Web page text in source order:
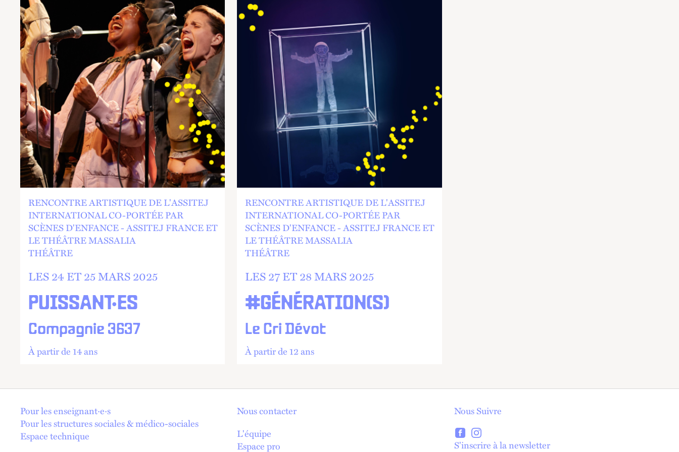
PUISSANT·ES
Compagnie 3637
RENCONTRE ARTISTIQUE DE L'ASSITEJ
INTERNATIONAL CO-PORTÉE PAR
SCÈNES D'ENFANCE - ASSITEJ FRANCE ET
LE THÉÂTRE MASSALIA
THÉÂTRE
LES 24 ET25 MARS 2025
À partir de 14 ans
#GÉNÉRATION(S)
Le Cri Dévot
RENCONTRE ARTISTIQUE DE L'ASSITEJ
INTERNATIONAL CO-PORTÉE PAR
SCÈNES D'ENFANCE - ASSITEJ FRANCE ET
LE THÉÂTRE MASSALIA
THÉÂTRE
LES 27 ET28 MARS 2025
À partir de 12 ans
ET LE THÉÂTRE MASSALIA
En 1 click !
Pour les enseignant·e·s
Pour les structures sociales & médico-sociales
Espace technique
Nous contacter
L'équipe
Espace pro
Nous Suivre
lien externe
S'inscrire à la newsletterlien externe